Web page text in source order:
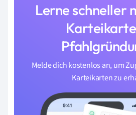
Lerne schneller
Melde dich kostenlos an, um
Karteikarten zu